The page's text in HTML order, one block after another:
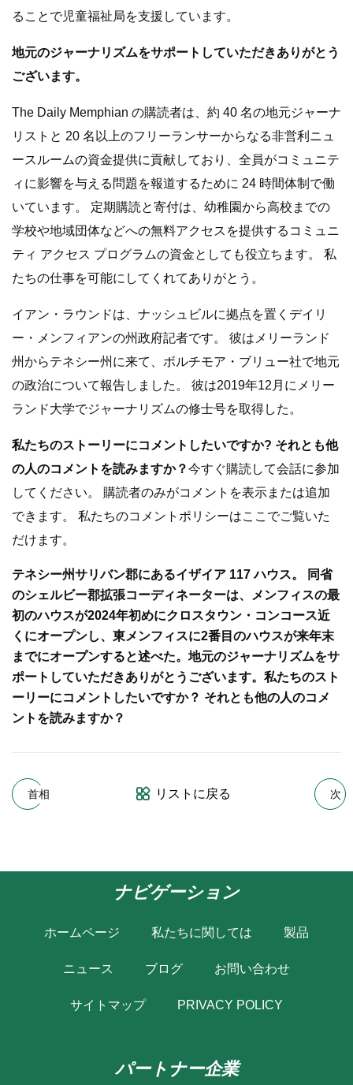
ることで児童福祉局を支援しています。
地元のジャーナリズムをサポートしていただきありがとう
ございます。
The Daily Memphian の購読者は、約 40 名の地元ジャーナ
リストと 20 名以上のフリーランサーからなる非営利ニュ
ースルームの資金提供に貢献しており、全員がコミュニテ
ィに影響を与える問題を報道するために 24 時間体制で働
いています。 定期購読と寄付は、幼稚園から高校までの
学校や地域団体などへの無料アクセスを提供するコミュニ
ティ アクセス プログラムの資金としても役立ちます。 私
たちの仕事を可能にしてくれてありがとう。
イアン・ラウンドは、ナッシュビルに拠点を置くデイリ
ー・メンフィアンの州政府記者です。 彼はメリーランド
州からテネシー州に来て、ボルチモア・ブリュー社で地元
の政治について報告しました。 彼は2019年12月にメリー
ランド大学でジャーナリズムの修士号を取得した。
私たちのストーリーにコメントしたいですか? それとも他
の人のコメントを読みますか？今すぐ購読して会話に参加
してください。 購読者のみがコメントを表示または追加
できます。 私たちのコメントポリシーはここでご覧いた
だけます。
テネシー州サリバン郡にあるイザイア 117 ハウス。 同省
のシェルビー郡拡張コーディネーターは、メンフィスの最
初のハウスが2024年初めにクロスタウン・コンコース近
くにオープンし、東メンフィスに2番目のハウスが来年末
までにオープンすると述べた。 地元のジャーナリズムをサ
ポートしていただきありがとうございます。 私たちのスト
ーリーにコメントしたいですか？ それとも他の人のコメ
ントを読みますか？
首相 リストに戻る 次
ナビゲーション
ホームページ 私たちに関しては 製品
ニュース ブログ お問い合わせ
サイトマップ PRIVACY POLICY
パートナー企業